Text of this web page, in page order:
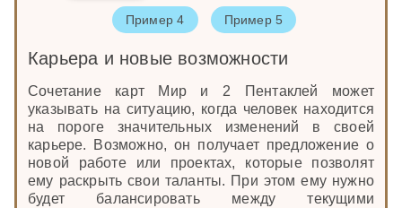
Пример 4 Пример 5
Карьера и новые возможности
Сочетание карт Мир и 2 Пентаклей может
указывать на ситуацию, когда человек находится
на пороге значительных изменений в своей
карьере. Возможно, он получает предложение о
новой работе или проектах, которые позволят
ему раскрыть свои таланты. При этом ему нужно
будет балансировать между текущими